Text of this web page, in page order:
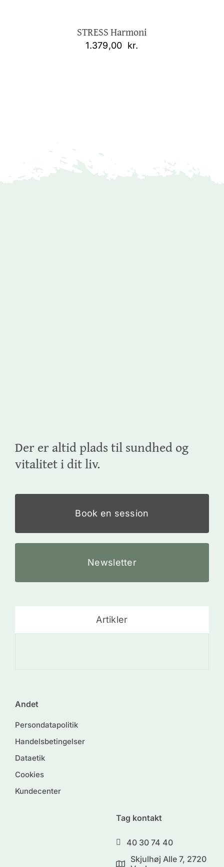
STRESS Harmoni
1.379,00 kr.
Der er altid plads til sundhed og
vitalitet i dit liv.
Book en session
Newsletter
Artikler
Andet
Persondatapolitik
Handelsbetingelser
Dataetik
Cookies
Kundecenter
Tag kontakt
40 30 74 40
Skjulhøj Alle 7, 2720